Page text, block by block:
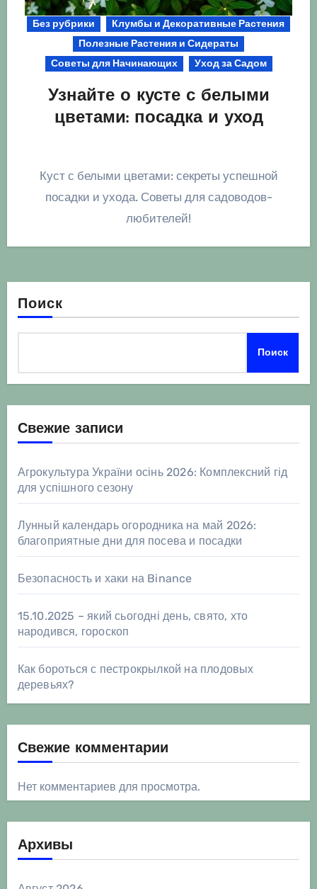
Без рубрики
Клумбы и Декоративные Растения
Полезные Растения и Сидераты
Советы для Начинающих
Уход за Садом
Узнайте о кусте с белыми
цветами: посадка и уход
Куст с белыми цветами: секреты успешной
посадки и ухода. Советы для садоводов-
любителей!
Поиск
Поиск
Свежие записи
Агрокультура України осінь 2026: Комплексний гід
для успішного сезону
Лунный календарь огородника на май 2026:
благоприятные дни для посева и посадки
Безопасность и хаки на Binance
15.10.2025 – який сьогодні день, свято, хто
народився, гороскоп
Как бороться с пестрокрылкой на плодовых
деревьях?
Свежие комментарии
Нет комментариев для просмотра.
Архивы